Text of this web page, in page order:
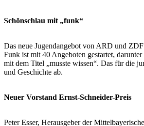
Schönschlau mit „funk“
Das neue Jugendangebot von ARD und
Funk ist mit 40 Angeboten gestartet,
mit dem Titel „musste wissen“. Das für die
und Geschichte ab.
Neuer Vorstand Ernst-Schneider-Preis
Peter Esser, Herausgeber der